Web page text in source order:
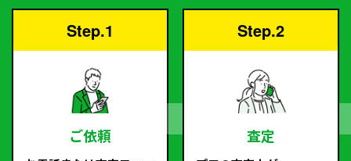
Step.1
ご依頼
Step.2
査定